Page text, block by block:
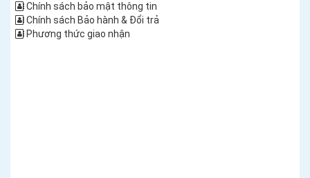
Chính sách bảo mật thông tin
Chính sách Bảo hành & Đổi trả
Phương thức giao nhận